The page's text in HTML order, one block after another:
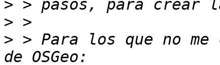
>
>
> > Para los que no